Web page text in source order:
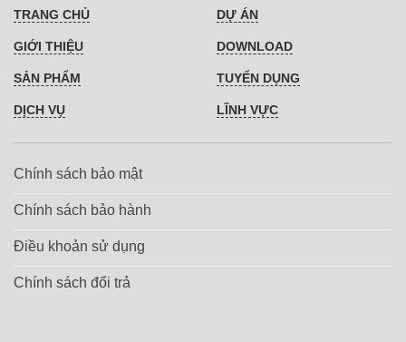
TRANG CHỦ
GIỚI THIỆU
SẢN PHẨM
DỊCH VỤ
DỰ ÁN
DOWNLOAD
TUYỂN DỤNG
LĨNH VỰC
Chính sách bảo mật
Chính sách bảo hành
Điều khoản sử dụng
Chính sách đổi trả